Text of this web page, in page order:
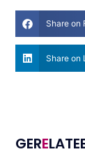
Share on
Share on
GERE